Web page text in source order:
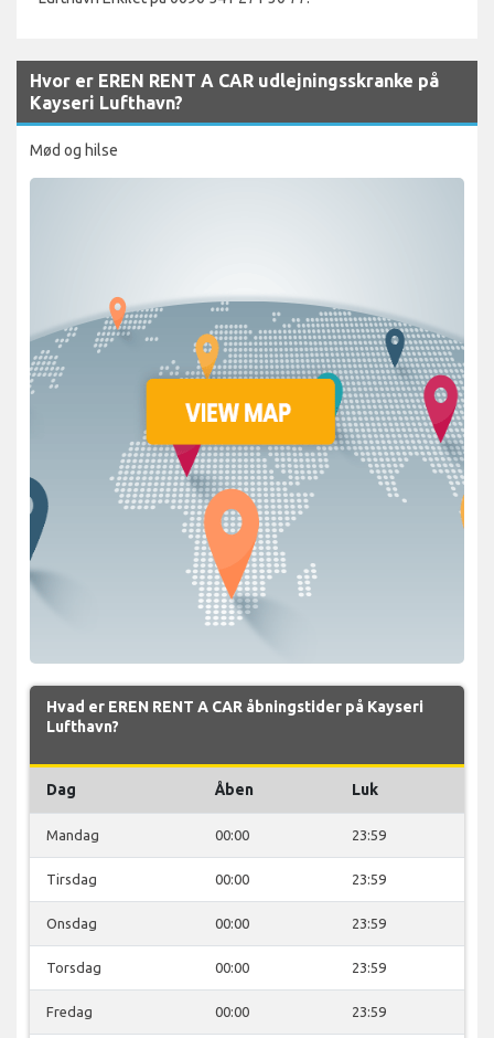
Hvor er EREN RENT A CAR udlejningsskranke på
Kayseri Lufthavn?
Mød og hilse
Hvad er EREN RENT A CAR åbningstider på Kayseri
Lufthavn?
Dag Åben Luk
Mandag 00:00 23:59
Tirsdag 00:00 23:59
Onsdag 00:00 23:59
Torsdag 00:00 23:59
Fredag 00:00 23:59